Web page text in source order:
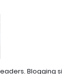
Blogging